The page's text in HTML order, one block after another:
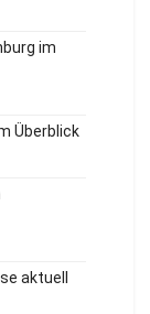
im
Überblick
aktuell